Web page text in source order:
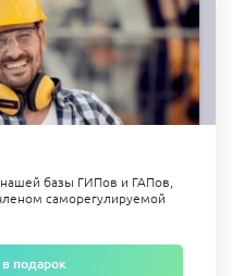
базы ГИПов и ГАПов,
саморегулируемой
подарок